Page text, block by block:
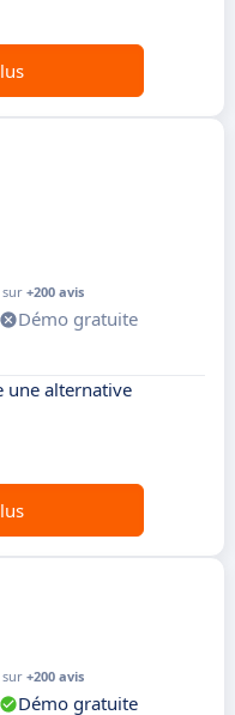
sur +200 avis
Démo gratuite
une alternative
sur +200 avis
Démo gratuite